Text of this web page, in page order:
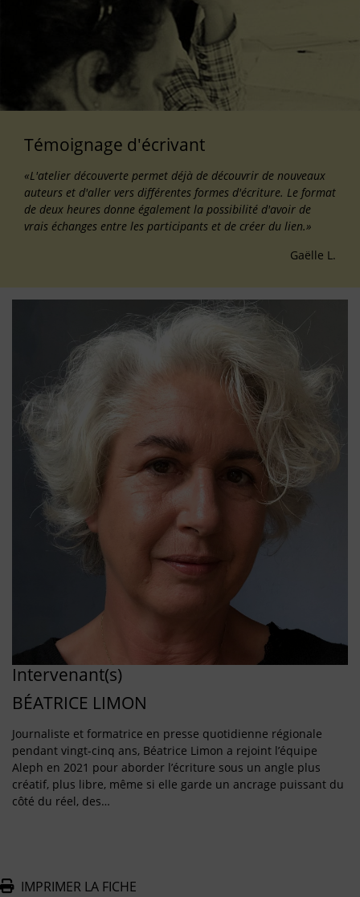
Témoignage d'écrivant
«L'atelier découverte permet déjà de découvrir de nouveaux
auteurs et d'aller vers différentes formes d'écriture. Le format
de deux heures donne également la possibilité d'avoir de
vrais échanges entre les participants et de créer du lien.»
Gaëlle L.
Intervenant(s)
BÉATRICE LIMON
Journaliste et formatrice en presse quotidienne régionale
pendant vingt-cinq ans, Béatrice Limon a rejoint l’équipe
Aleph en 2021 pour aborder l’écriture sous un angle plus
créatif, plus libre, même si elle garde un ancrage puissant du
côté du réel, des…
IMPRIMER LA FICHE